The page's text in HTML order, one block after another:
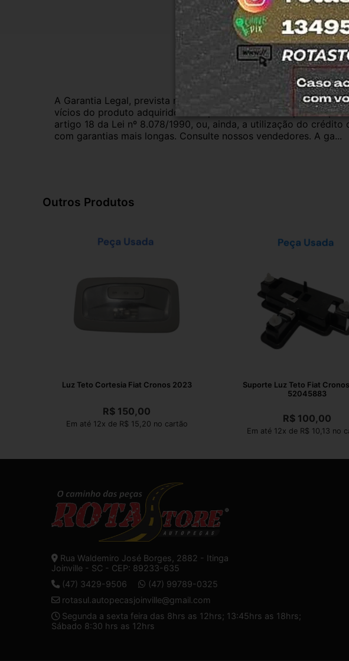
Garantia
A Garantia Legal, prevista no Código de Defesa do
vícios do produto adquirido.Na impossibilidade de reparar o
artigo 18 da Lei nº 8.078/1990, ou, ainda, a utilização do
com garantias mais longas. Consulte nossos vendedores. A ga...
Outros Produtos
Luz Teto Cortesia Fiat Cronos 2023
R$ 150,00
Em até 12x de R$ 15,20 no cartão
Suporte Luz Teto Fiat
52045883
R$100,00
Em até 12x de R$ 10,13 no
Rua Waldemiro José Borges, 2882 - Itinga
Joinville - SC - CEP: 89233-635
(47) 3429-9506
(47) 99789-0325
rotasul.autopecasjoinville@gmail.com
Segunda a sexta feira das 8hrs as 12hrs; 13:45hrs as 18hrs;
Sábado 8:30 hrs as 12hrs